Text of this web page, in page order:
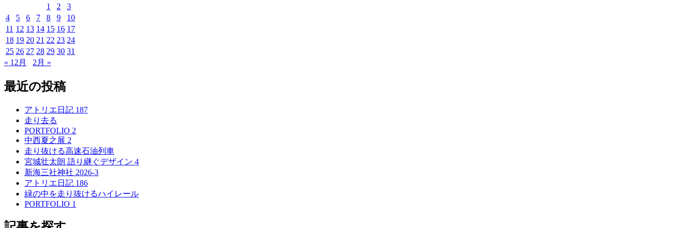
3”
の
1 2
3
4
5 6 7 8 9
10
11 12 13 14 15 16 17
18 19 20 21 22 23 24
25 26 27 28 29 30 31
« 12月
2月 »
最近の投稿
アトリエ日記 187
走り去る
PORTFOLIO 2
中西夏之展 2
走り抜ける高速石油列車
宮城壮太朗 語り継ぐデザイン 4
新海三社神社 2026-3
アトリエ日記 186
緑の中を走り抜けるハイレール
PORTFOLIO 1